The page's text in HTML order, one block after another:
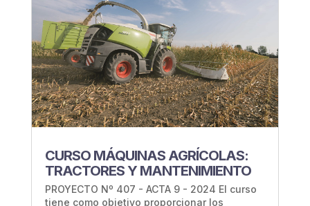
CURSO MÁQUINAS AGRÍCOLAS:
TRACTORES Y MANTENIMIENTO
PROYECTO Nº 407 - ACTA 9 - 2024 El curso
tiene como objetivo proporcionar los